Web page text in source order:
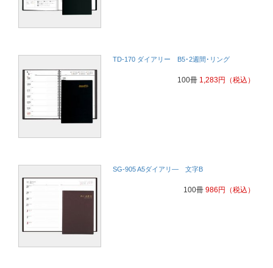
TD-170 ダイアリー B5･2週間･リング
100冊 1,283円 （税込）
SG-905 A5ダイアリ― 文字B
100冊 986円 （税込）